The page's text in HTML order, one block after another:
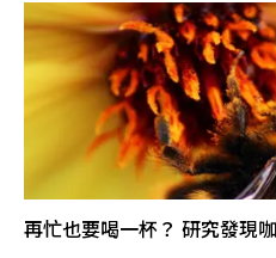
再忙也要喝一杯？ 研究發現